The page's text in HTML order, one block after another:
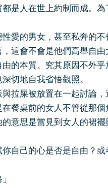
是人在世上約制而成。
愛的男女，甚至私奔的
這會不會是他們高舉自
的本質。究其原因不外
切地自我省悟觀照。
拉屎被放置在一起討論
餐桌前的女人不管從那
意思是當見到女人的裙
自己的心是否是自由？或